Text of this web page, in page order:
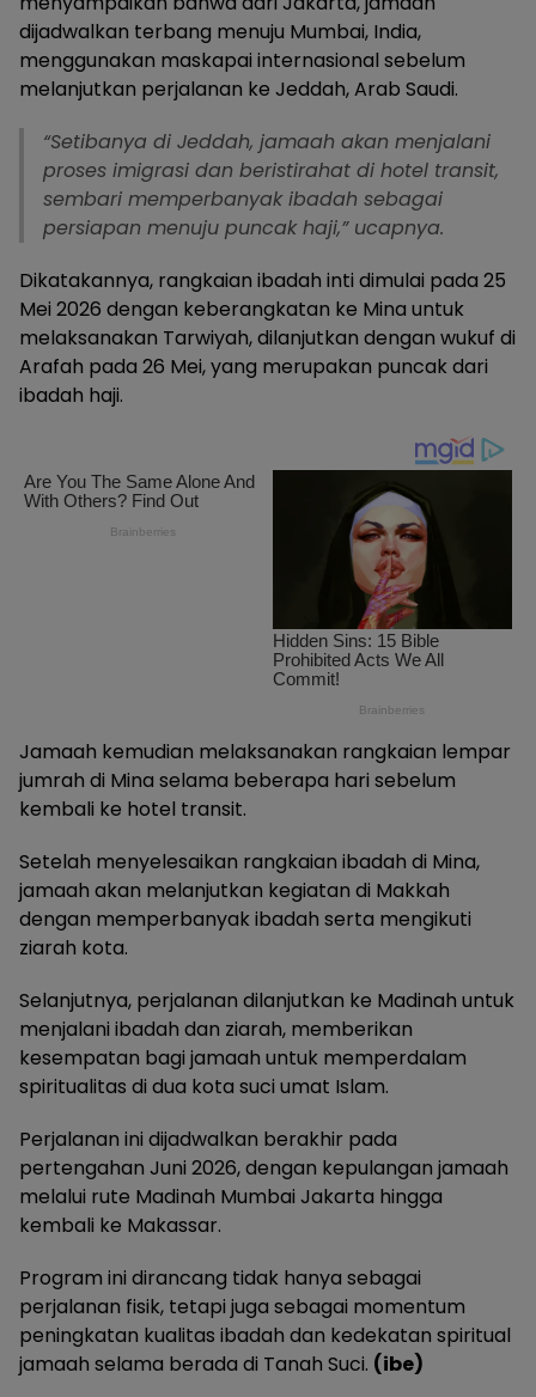
dijadwalkan terbang menuju Mumbai, India,
menggunakan maskapai internasional sebelum
melanjutkan perjalanan ke Jeddah, Arab Saudi.
“Setibanya di Jeddah, jamaah akan menjalani
proses imigrasi dan beristirahat di hotel transit,
sembari memperbanyak ibadah sebagai
persiapan menuju puncak haji,” ucapnya.
Dikatakannya, rangkaian ibadah inti dimulai pada 25
Mei 2026 dengan keberangkatan ke Mina untuk
melaksanakan Tarwiyah, dilanjutkan dengan wukuf di
Arafah pada 26 Mei, yang merupakan puncak dari
ibadah haji.
Jamaah kemudian melaksanakan rangkaian lempar
jumrah di Mina selama beberapa hari sebelum
kembali ke hotel transit.
Setelah menyelesaikan rangkaian ibadah di Mina,
jamaah akan melanjutkan kegiatan di Makkah
dengan memperbanyak ibadah serta mengikuti
ziarah kota.
Selanjutnya, perjalanan dilanjutkan ke Madinah untuk
menjalani ibadah dan ziarah, memberikan
kesempatan bagi jamaah untuk memperdalam
spiritualitas di dua kota suci umat Islam.
Perjalanan ini dijadwalkan berakhir pada
pertengahan Juni 2026, dengan kepulangan jamaah
melalui rute Madinah Mumbai Jakarta hingga
kembali ke Makassar.
Program ini dirancang tidak hanya sebagai
perjalanan fisik, tetapi juga sebagai momentum
peningkatan kualitas ibadah dan kedekatan spiritual
jamaah selama berada di Tanah Suci. (ibe)